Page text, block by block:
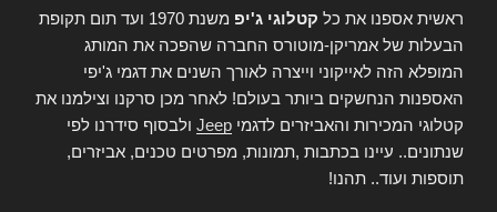
ראשית אספנו את כל קטלוגי ג'יפ
משנת 1970 ועד תום תקופת
הבעלות של אמריקן-מוטורס החברה שהפכה את המותג
המופלא הזה לאייקוני וייצרה לאורך השנים את דגמי ג'יפי
האספנות הנחשקים ביותר בעולם! לאחר מכן סרקנו וצילמנו את
קטלוגי המכירות והאביזרים לדגמי Jeep ולבסוף סידרנו לפי
שנתונים.. עיינו בכתבות ,תמונות, מפרטים טכנים, אביזרים,
תוספות ועוד.. תהנו!